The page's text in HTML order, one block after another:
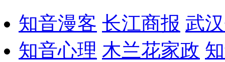
知音漫客 长江商报 武
知音心理 木兰花家政